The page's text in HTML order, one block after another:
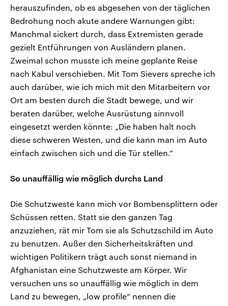
herauszufinden, ob es abgesehen von der täglichen
Bedrohung noch akute andere Warnungen gibt:
Manchmal sickert durch, dass Extremisten gerade
gezielt Entführungen von Ausländern planen.
Zweimal schon musste ich meine geplante Reise
nach Kabul verschieben. Mit Tom Sievers spreche ich
auch darüber, wie ich mich mit den Mitarbeitern vor
Ort am besten durch die Stadt bewege, und wir
beraten darüber, welche Ausrüstung sinnvoll
eingesetzt werden könnte: „Die haben halt noch
diese schweren Westen, und die kann man im Auto
einfach zwischen sich und die Tür stellen.“
So unauffällig wie möglich durchs Land
Die Schutzweste kann mich vor Bombensplittern oder
Schüssen retten. Statt sie den ganzen Tag
anzuziehen, rät mir Tom sie als Schutzschild im Auto
zu benutzen. Außer den Sicherheitskräften und
wichtigen Politikern trägt auch sonst niemand in
Afghanistan eine Schutzweste am Körper. Wir
versuchen uns so unauffällig wie möglich in dem
Land zu bewegen, „low profile“ nennen die